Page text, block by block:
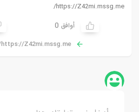
https://Z42mi.mssg.me/
أوافق 0
https://Z42mi.mssg.me/ الرد على